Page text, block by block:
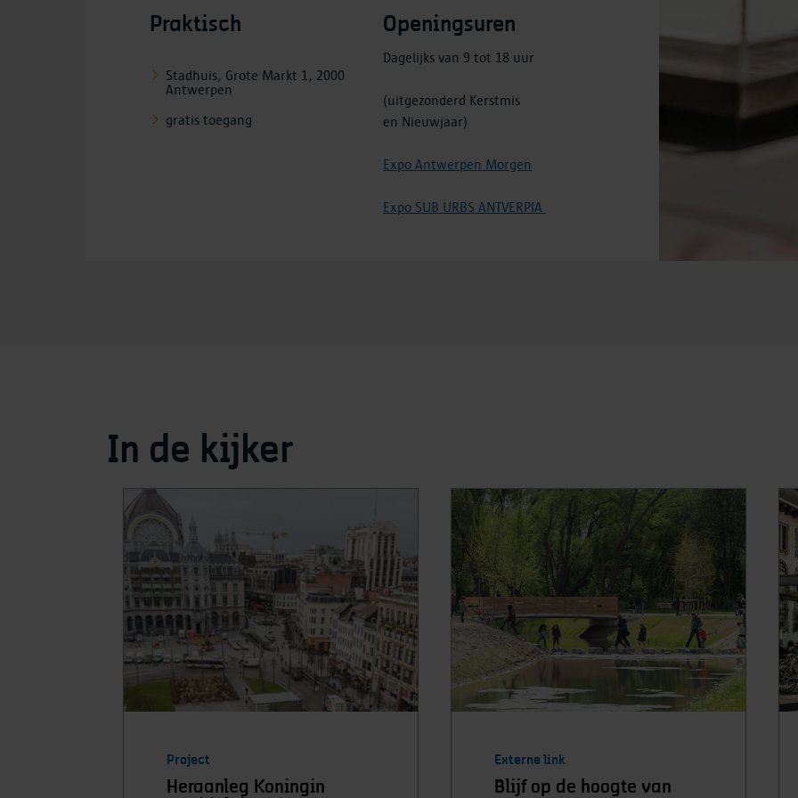
Praktisch
Stadhuis, Grote Markt 1, 2000
Antwerpen
gratis toegang
Openingsuren
Dagelijks van 9 tot 18 uur
(uitgezonderd Kerstmis
en Nieuwjaar)
Expo Antwerpen Morgen
Expo SUB URBS ANTVERPIA
In de kijker
Project
Heraanleg Koningin
Externe link
Blijf op de hoogte van